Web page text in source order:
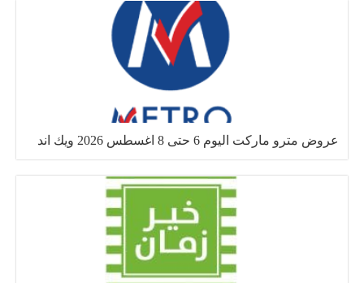
عروض مترو ماركت اليوم 6 حتى 8 اغسطس 2026 ويك اند